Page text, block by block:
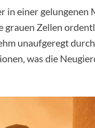
in einer gelungenen
grauen Zellen
unaufgeregt
was die